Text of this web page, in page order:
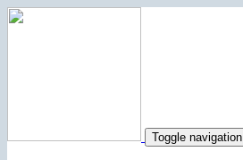
Toggle navigation